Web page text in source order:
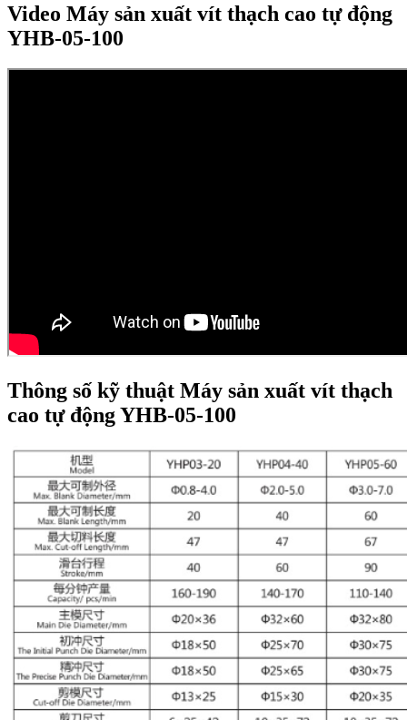
Video Máy sản xuất vít thạch cao tự động
YHB-05-100
Thông số kỹ thuật Máy sản xuất vít thạch
cao tự động YHB-05-100